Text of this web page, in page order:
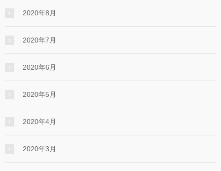
2020年8月
2020年7月
2020年6月
2020年5月
2020年4月
2020年3月